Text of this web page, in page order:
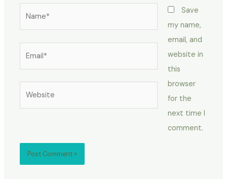
Save
my name,
email, and
website in
this
browser
for the
next time I
comment.